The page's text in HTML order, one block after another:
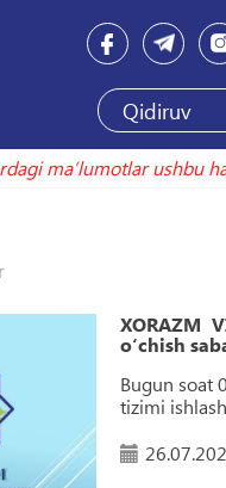
yillardagi
XORAZM
o‘chish
Bugun soat
tizimi